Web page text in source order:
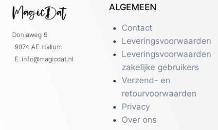
Doniaweg 9
9074 AE Hallum
E: info@magicdat.nl
ALGEMEEN
Contact
Leveringsvoorwaarden
Leveringsvoorwaarden
zakelijke gebruikers
Verzend- en
retourvoorwaarden
Privacy
Over ons